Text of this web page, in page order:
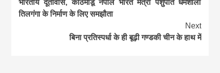
Reading
भारतीय दूतावास, काठमांडू नेपाल भारत मैत्री पशुपति धर्मशाला
तिलगंगा के निर्माण के लिए समझौता
Next
बिना प्रतिस्पर्धा के ही बूढ़ी गण्डकी चीन के हाथ में